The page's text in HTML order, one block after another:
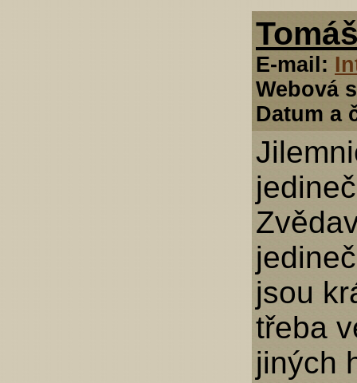
E-mail:
Webová
Datum a
jsou
třeba
jiných